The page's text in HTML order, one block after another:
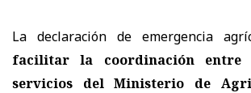
La declaración de emergencia
facilitar la coordinación entre
servicios del Ministerio de